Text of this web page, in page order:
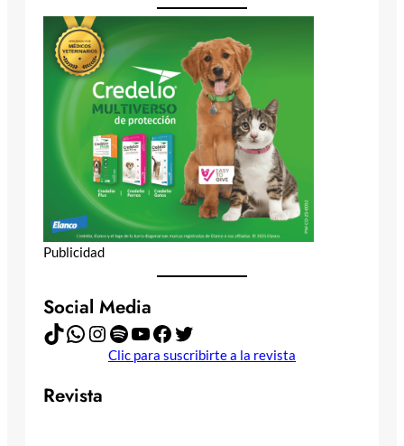
Publicidad
Social Media
TikTok WhatsApp Instagram Spotify YouTube Facebook Twitter
Clic para suscribirte a la revista
Revista